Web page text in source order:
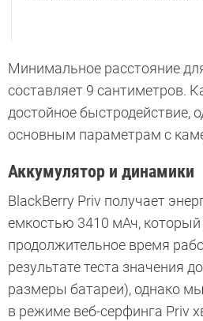
Минимальное расстояние
составляет 9 сантиметров.
достойное быстродействие,
основным параметрам с
Аккумулятор и динамики
BlackBerry Priv получает
емкостью 3410 мАч,
продолжительное время
результате теста значения
размеры батареи), однако
в режиме веб-серфинга Priv